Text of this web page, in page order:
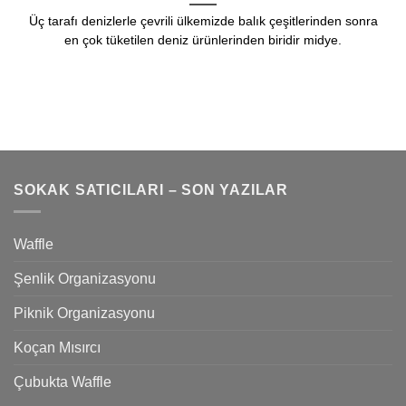
Üç tarafı denizlerle çevrili ülkemizde balık çeşitlerinden sonra
en çok tüketilen deniz ürünlerinden biridir midye.
SOKAK SATICILARI – SON YAZILAR
Waffle
Şenlik Organizasyonu
Piknik Organizasyonu
Koçan Mısırcı
Çubukta Waffle